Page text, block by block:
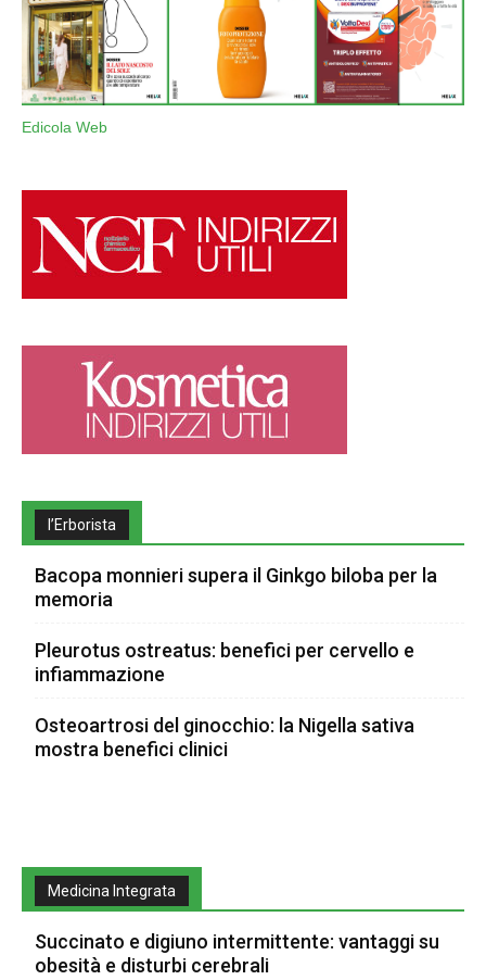
Edicola Web
l’Erborista
Bacopa monnieri supera il Ginkgo biloba per la
memoria
Pleurotus ostreatus: benefici per cervello e
infiammazione
Osteoartrosi del ginocchio: la Nigella sativa
mostra benefici clinici
Medicina Integrata
Succinato e digiuno intermittente: vantaggi su
obesità e disturbi cerebrali